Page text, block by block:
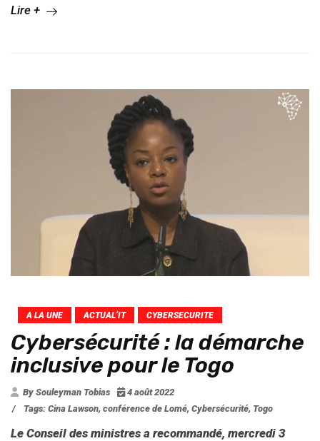
Lire +
A LA UNE ACTUAL’IT CYBERSECURITE
Cybersécurité : la démarche
inclusive pour le Togo
By Souleyman Tobias
4 août 2022
/
Tags: Cina Lawson, conférence de Lomé, Cybersécurité, Togo
Le Conseil des ministres a recommandé, mercredi 3